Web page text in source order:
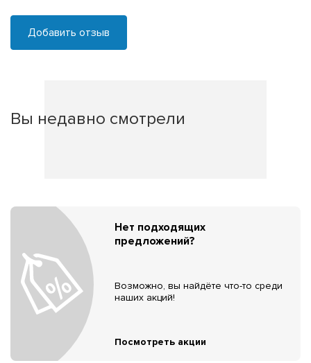
Добавить отзыв
Вы недавно смотрели
Нет подходящих
предложений?
Возможно, вы найдёте что-то среди
наших акций!
Посмотреть акции